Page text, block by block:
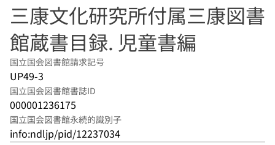
三康文化研究所付属三康図書
館蔵書目録. 児童書編
国立国会図書館請求記号
UP49-3
国立国会図書館書誌ID
000001236175
国立国会図書館永続的識別子
info:ndljp/pid/12237034